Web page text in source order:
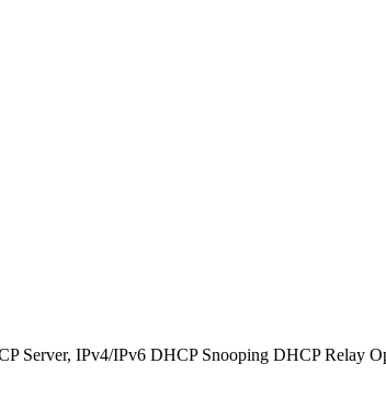
Server, IPv4/IPv6 DHCP Snooping DHCP Relay